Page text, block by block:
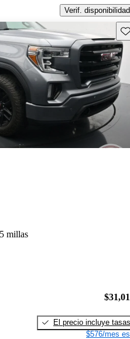
Verif. disponibilidad
millas
El precio incluye tasas
$576/mes